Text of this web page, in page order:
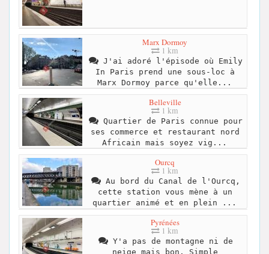
Marx Dormoy
1 km
J'ai adoré l'épisode où Emily
In Paris prend une sous-loc à
Marx Dormoy parce qu'elle...
Belleville
1 km
Quartier de Paris connue pour
ses commerce et restaurant nord
Africain mais soyez vig...
Ourcq
1 km
Au bord du Canal de l'Ourcq,
cette station vous mène à un
quartier animé et en plein ...
Pyrénées
1 km
Y'a pas de montagne ni de
neige mais bon. Simple